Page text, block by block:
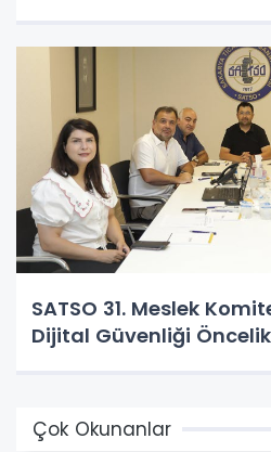
SATSO 31. Meslek
Dijital Güvenliği Öncelik
Çok Okunanlar